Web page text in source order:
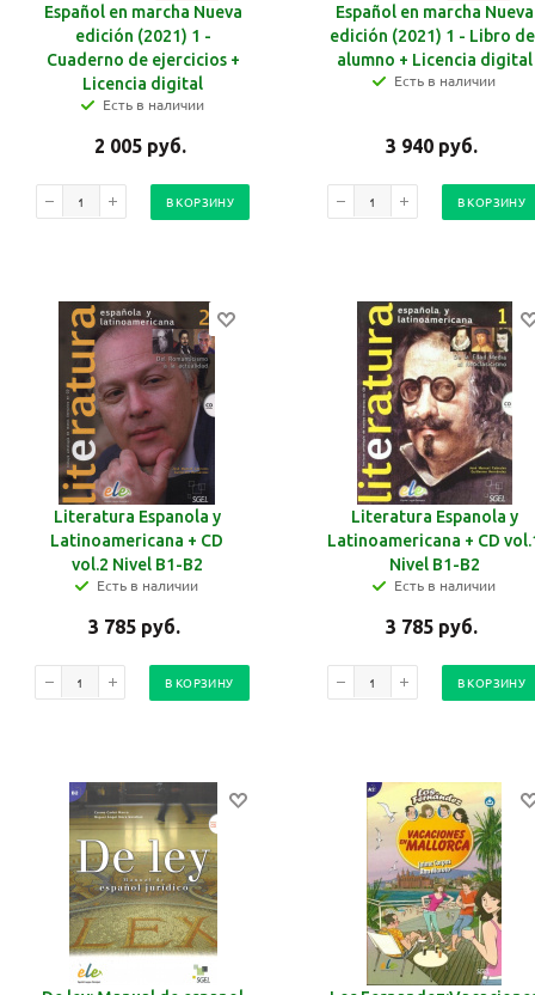
Español en marcha Nueva
edición (2021) 1 -
Cuaderno de ejercicios +
Licencia digital
Есть в наличии
2 005 руб.
В КОРЗИНУ
Español en marcha Nueva
edición (2021) 1 - Libro
alumno + Licencia digital
Есть в наличии
3 940 руб.
В КОРЗИНУ
Literatura Espanola y
Latinoamericana + CD
vol.2 Nivel B1-B2
Есть в наличии
3 785 руб.
В КОРЗИНУ
Literatura Espanola y
Latinoamericana + CD
Nivel B1-B2
Есть в наличии
3 785 руб.
В КОРЗИНУ